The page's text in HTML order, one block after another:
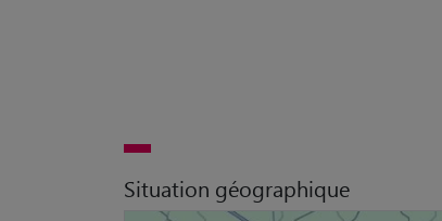
Situation géographique